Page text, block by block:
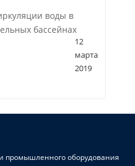
12
марта
2019
воды в
бассейнах
промышленного оборудования